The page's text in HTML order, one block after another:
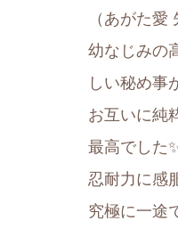
（あがた愛
幼なじみの
しい秘め事
お互いに純
最高でした
忍耐力に感
究極に一途